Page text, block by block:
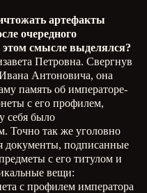
артефакты
очередного
этом смысле выделялся?
Петровна. Свергнув
Антоновича, она
память об императоре-
с его профилем,
себя было
Точно так же уголовно
документы, подписанные
с его титулом и
вещи:
с профилем императора